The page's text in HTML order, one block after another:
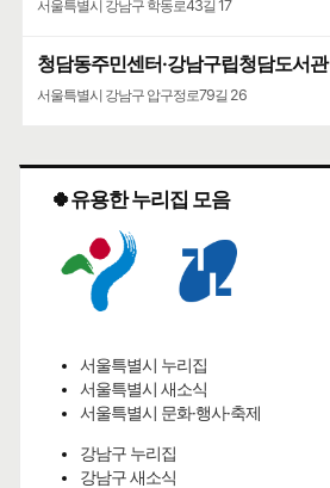
서울특별시 강남구 학동로43길 17
청담동주민센터·강남구립청담도서관
서울특별시 강남구 압구정로79길 26
🍀유용한 누리집 모음
서울특별시 누리집
서울특별시 새소식
서울특별시 문화·행사·축제
강남구 누리집
강남구 새소식